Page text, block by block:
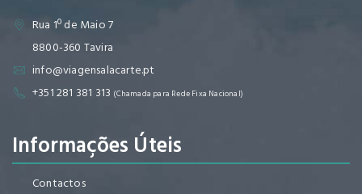
Rua 1º de Maio 7
8800-360 Tavira
info@viagensalacarte.pt
+351 281 381 313 (Chamada para Rede Fixa Nacional)
Informações Úteis
Contactos